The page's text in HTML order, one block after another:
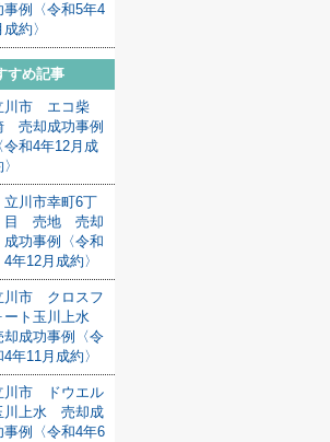
事例〈令和5年4
成約〉
すめ記事
川市 エコ柴
売却成功事例
令和4年12月成
立川市幸町6丁
目 売地 売却
成功事例〈令和
4年12月成約〉
川市 クロスフ
ート玉川上水
却成功事例〈令
4年11月成約〉
川市 ドウエル
川上水 売却成
事例〈令和4年6